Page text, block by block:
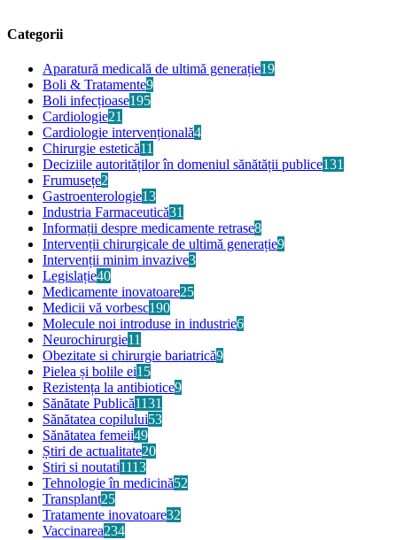
Categorii
Aparatură medicală de ultimă generație19
Boli & Tratamente9
Boli infecțioase195
Cardiologie21
Cardiologie intervențională4
Chirurgie estetică11
Deciziile autorităților în domeniul sănătății publice131
Frumusețe2
Gastroenterologie13
Industria Farmaceutică31
Informații despre medicamente retrase8
Intervenții chirurgicale de ultimă generație9
Intervenții minim invazive3
Legislație40
Medicamente inovatoare25
Medicii vă vorbesc190
Molecule noi introduse in industrie6
Neurochirurgie11
Obezitate si chirurgie bariatrică9
Pielea și bolile ei15
Rezistența la antibiotice9
Sănătate Publică1131
Sănătatea copilului53
Sănătatea femeii49
Știri de actualitate20
Stiri si noutati1113
Tehnologie în medicină52
Transplant25
Tratamente inovatoare32
Vaccinarea234